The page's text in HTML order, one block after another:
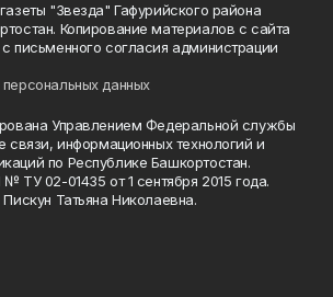
"Звезда" Гафурийского района
Копирование материалов с сайта
письменного согласия администрации
данных
Управлением Федеральной службы
связи, информационных технологий и
по Республике Башкортостан.
ТУ 02-01435 от 1 сентября 2015 года.
Татьяна Николаевна.